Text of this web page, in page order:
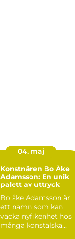
04. maj
Konstnären Bo Åke
Adamsson: En unik
palett av uttryck
Bo åke Adamsson är
ett namn som kan
väcka nyfikenhet hos
många konstälska...